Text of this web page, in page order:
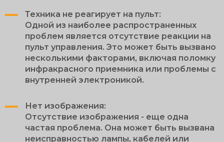
Техника не реагирует на пульт:
Одной из наиболее распространенных
проблем является отсутствие реакции на
пульт управления. Это может быть вызвано
несколькими факторами, включая поломку
инфракрасного приемника или проблемы с
внутренней электроникой.
Нет изображения:
Отсутствие изображения - еще одна
частая проблема. Она может быть вызвана
неисправностью лампы, кабелей или